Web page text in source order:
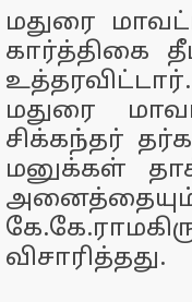
மதுரை
கார்த்திகை
மதுரை
சிக்கந்தர்
மனுக்கள்
விசாரித்தது.